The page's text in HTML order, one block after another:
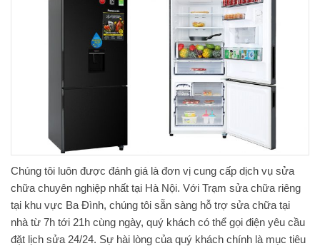
Chúng tôi luôn được đánh giá là đơn vị cung cấp dịch vụ sửa
chữa chuyên nghiệp nhất tại Hà Nội. Với Trạm sửa chữa riêng
tại khu vực Ba Đình, chúng tôi sẵn sàng hỗ trợ sửa chữa tại
nhà từ 7h tới 21h cùng ngày, quý khách có thể gọi điện yêu cầu
đặt lịch sửa 24/24. Sự hài lòng của quý khách chính là mục tiêu